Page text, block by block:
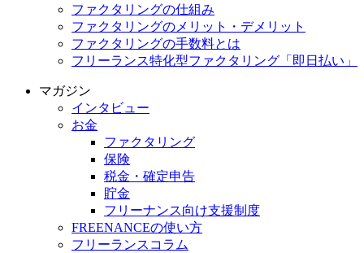
ファクタリングの仕組み
ファクタリングのメリット・デメリット
ファクタリングの手数料とは
フリーランス特化型ファクタリング「即日払い」
マガジン
インタビュー
お金
ファクタリング
保険
税金・確定申告
貯金
フリーナンス向け支援制度
FREENANCEの使い方
フリーランスコラム